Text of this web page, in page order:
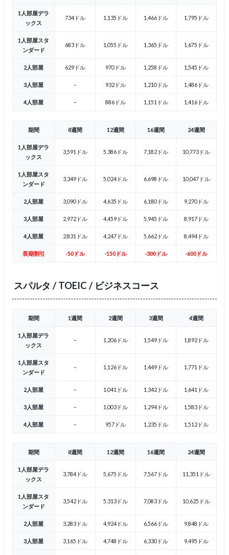
1人部屋デラ
ックス
734ドル 1,135ドル 1,466ドル 1,795ドル
1人部屋スタ
ンダード
683ドル 1,055ドル 1,365ドル 1,675ドル
2人部屋 629ドル 970ドル 1,258ドル 1,545ドル
3人部屋 – 932ドル 1,210ドル 1,486ドル
4人部屋 – 886ドル 1,151ドル 1,416ドル
期間 8週間 12週間 16週間 24週間
1人部屋デラ
ックス
3,591ドル 5,386ドル 7,182ドル 10,773ドル
1人部屋スタ
ンダード
3,349ドル 5,024ドル 6,698ドル 10,047ドル
2人部屋 3,090ドル 4,635ドル 6,180ドル 9,270ドル
3人部屋 2,972ドル 4,459ドル 5,945ドル 8,917ドル
4人部屋 2,831ドル 4,247ドル 5,662ドル 8,494ドル
長期割引 -50ドル -150ドル -300ドル -600ドル
スパルタ / TOEIC / ビジネスコース
期間 1週間 2週間 3週間 4週間
1人部屋デラ
ックス
– 1,206ドル 1,549ドル 1,892ドル
1人部屋スタ
ンダード
– 1,126ドル 1,449ドル 1,771ドル
2人部屋 – 1,041ドル 1,342ドル 1,641ドル
3人部屋 – 1,003ドル 1,294ドル 1,583ドル
4人部屋 – 957ドル 1,235ドル 1,512ドル
期間 8週間 12週間 16週間 24週間
1人部屋デラ
ックス
3,784ドル 5,675ドル 7,567ドル 11,351ドル
1人部屋スタ
ンダード
3,542ドル 5,313ドル 7,083ドル 10,625ドル
2人部屋 3,283ドル 4,924ドル 6,566ドル 9,848ドル
3人部屋 3,165ドル 4,748ドル 6,330ドル 9,495ドル